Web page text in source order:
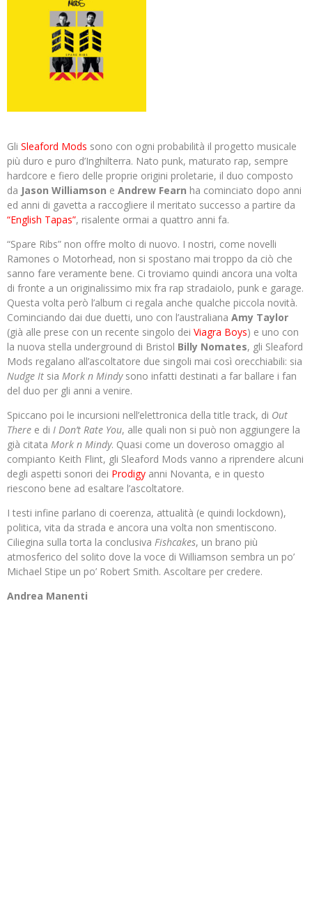
Gli Sleaford Mods sono con ogni probabilità il progetto musicale
più duro e puro d’Inghilterra. Nato punk, maturato rap, sempre
hardcore e fiero delle proprie origini proletarie, il duo composto
da Jason Williamson e Andrew Fearn ha cominciato dopo anni
ed anni di gavetta a raccogliere il meritato successo a partire da
“English Tapas”, risalente ormai a quattro anni fa.
“Spare Ribs” non offre molto di nuovo. I nostri, come novelli
Ramones o Motorhead, non si spostano mai troppo da ciò che
sanno fare veramente bene. Ci troviamo quindi ancora una volta
di fronte a un originalissimo mix fra rap stradaiolo, punk e garage.
Questa volta però l’album ci regala anche qualche piccola novità.
Cominciando dai due duetti, uno con l’australiana Amy Taylor
(già alle prese con un recente singolo dei Viagra Boys) e uno con
la nuova stella underground di Bristol Billy Nomates, gli Sleaford
Mods regalano all’ascoltatore due singoli mai così orecchiabili: sia
Nudge It sia Mork n Mindysono infatti destinati a far ballare i fan
del duo per gli anni a venire.
Spiccano poi le incursioni nell’elettronica della title track, di Out
There e di I Don’t Rate You, alle quali non si può non aggiungere la
già citata Mork n Mindy. Quasi come un doveroso omaggio al
compianto Keith Flint, gli Sleaford Mods vanno a riprendere alcuni
degli aspetti sonori dei Prodigy anni Novanta, e in questo
riescono bene ad esaltare l’ascoltatore.
I testi infine parlano di coerenza, attualità (e quindi lockdown),
politica, vita da strada e ancora una volta non smentiscono.
Ciliegina sulla torta la conclusiva Fishcakes, un brano più
atmosferico del solito dove la voce di Williamson sembra un po’
Michael Stipe un po’ Robert Smith. Ascoltare per credere.
Andrea Manenti